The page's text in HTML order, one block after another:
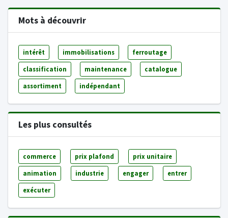
Mots à découvrir
intérêt immobilisations ferroutage
classification maintenance catalogue
assortiment indépendant
Les plus consultés
commerce prix plafond prix unitaire
animation industrie engager entrer
exécuter